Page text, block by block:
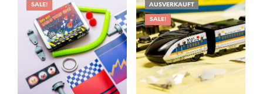
SALE! AUSVERKAUFT
SALE!